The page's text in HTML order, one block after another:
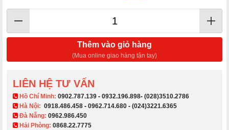
Thêm vào giỏ hàng
(Mua online giao hàng tận tay)
LIÊN HỆ TƯ VẤN
​ Hồ Chí Minh: 0902.787.139 - 0932.196.898- (028)3510.2786
Hà Nội: 0918.486.458 - 0962.714.680 - (024)3221.6365
Đà Nẵng: 0962.986.450
Hải Phòng: 0868.22.7775